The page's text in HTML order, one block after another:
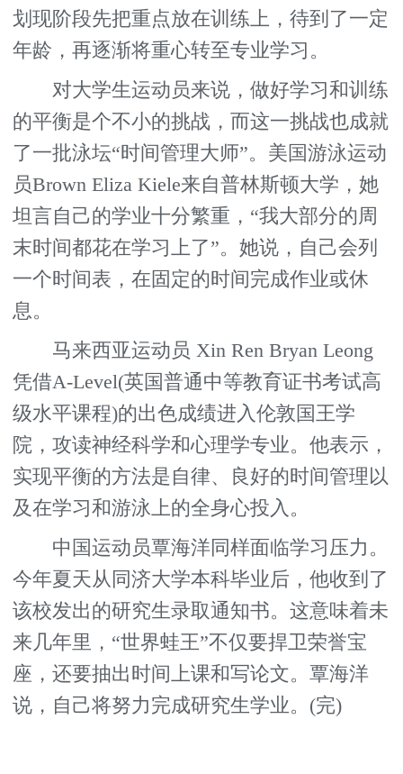
划现阶段先把重点放在训练上，待到了一定
年龄，再逐渐将重心转至专业学习。
对大学生运动员来说，做好学习和训练
的平衡是个不小的挑战，而这一挑战也成就
了一批泳坛“时间管理大师”。美国游泳运动
员Brown Eliza Kiele来自普林斯顿大学，她
坦言自己的学业十分繁重，“我大部分的周
末时间都花在学习上了”。她说，自己会列
一个时间表，在固定的时间完成作业或休
息。
马来西亚运动员 Xin Ren Bryan Leong
凭借A-Level(英国普通中等教育证书考试高
级水平课程)的出色成绩进入伦敦国王学
院，攻读神经科学和心理学专业。他表示，
实现平衡的方法是自律、良好的时间管理以
及在学习和游泳上的全身心投入。
中国运动员覃海洋同样面临学习压力。
今年夏天从同济大学本科毕业后，他收到了
该校发出的研究生录取通知书。这意味着未
来几年里，“世界蛙王”不仅要捍卫荣誉宝
座，还要抽出时间上课和写论文。覃海洋
说，自己将努力完成研究生学业。(完)